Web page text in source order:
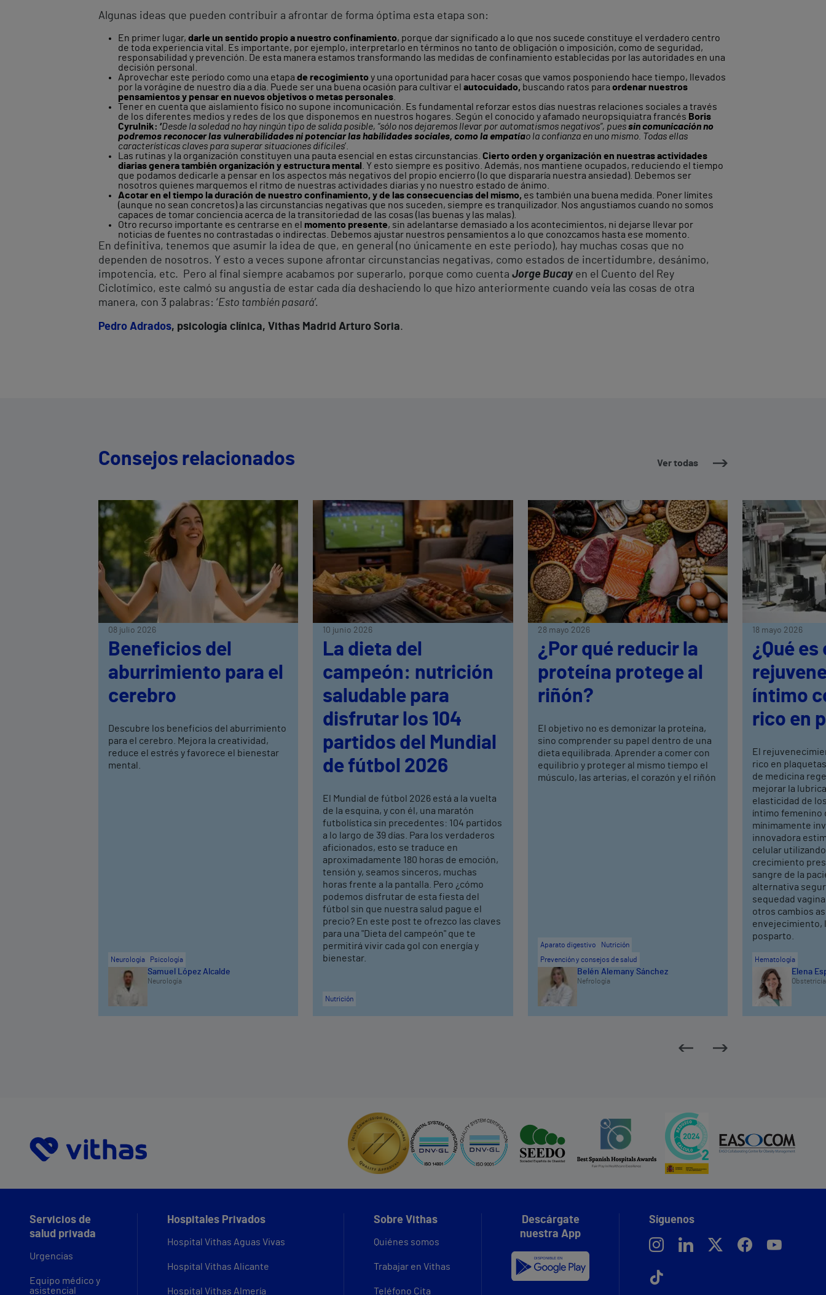
Algunas ideas que pueden contribuir a afrontar de forma óptima esta etapa son:
En primer lugar, darle un sentido propio a nuestro confinamiento, porque dar significado a lo que nos sucede constituye el verdadero centro
de toda experiencia vital. Es importante, por ejemplo, interpretarlo en términos no tanto de obligación o imposición, como de seguridad,
responsabilidad y prevención. De esta manera estamos transformando las medidas de confinamiento establecidas por las autoridades en una
decisión personal.
Aprovechar este período como una etapa de recogimientoy una oportunidad para hacer cosas que vamos posponiendo hace tiempo, llevados
por la vorágine de nuestro día a día. Puede ser una buena ocasión para cultivar el autocuidado, buscando ratos para ordenar nuestros
pensamientos y pensar en nuevos objetivos o metas personales.
Tener en cuenta que aislamiento físico no supone incomunicación. Es fundamental reforzar estos días nuestras relaciones sociales a través
de los diferentes medios y redes de los que disponemos en nuestros hogares. Según el conocido y afamado neuropsiquiatra francés Boris
Cyrulnik: ‘Desde la soledad no hay ningún tipo de salida posible, “sólo nos dejaremos llevar por automatismos negativos”, puessin comunicación no
podremos reconocer las vulnerabilidades ni potenciar las habilidades sociales, como la empatíao la confianza en uno mismo. Todas ellas
características claves para superar situaciones difíciles’.
Las rutinas y la organización constituyen una pauta esencial en estas circunstancias. Cierto orden y organización en nuestras actividades
diarias genera también organización y estructura mental . Y esto siempre es positivo. Además, nos mantiene ocupados, reduciendo el tiempo
que podamos dedicarle a pensar en los aspectos más negativos del propio encierro (lo que dispararía nuestra ansiedad). Debemos ser
nosotros quienes marquemos el ritmo de nuestras actividades diarias y no nuestro estado de ánimo.
Acotar en el tiempo la duración de nuestro confinamiento, y de las consecuencias del mismo, es también una buena medida. Poner límites
(aunque no sean concretos) a las circunstancias negativas que nos suceden, siempre es tranquilizador. Nos angustiamos cuando no somos
capaces de tomar conciencia acerca de la transitoriedad de las cosas (las buenas y las malas).
Otro recurso importante es centrarse en el momento presente, sin adelantarse demasiado a los acontecimientos, ni dejarse llevar por
noticias de fuentes no contrastadas o indirectas. Debemos ajustar nuestros pensamientos a lo que conozcamos hasta ese momento.
En definitiva, tenemos que asumir la idea de que, en general (no únicamente en este periodo), hay muchas cosas que no
dependen de nosotros. Y esto a veces supone afrontar circunstancias negativas, como estados de incertidumbre, desánimo,
impotencia, etc. Pero al final siempre acabamos por superarlo, porque como cuenta Jorge Bucay en el Cuento del Rey
Ciclotímico, este calmó su angustia de estar cada día deshaciendo lo que hizo anteriormente cuando veía las cosas de otra
manera, con 3 palabras: ‘Esto también pasará’.
Pedro Adrados, psicología clínica, Vithas Madrid Arturo Soria.
Consejos relacionados Ver todas
08 julio 2026
Beneficios del
aburrimiento para el
cerebro
Descubre los beneficios del aburrimiento
para el cerebro. Mejora la creatividad,
reduce el estrés y favorece el bienestar
mental.
Neurología Psicología
Samuel López Alcalde
Neurología
10 junio 2026
La dieta del
campeón: nutrición
saludable para
disfrutar los 104
partidos del Mundial
de fútbol 2026
El Mundial de fútbol 2026 está a la vuelta
de la esquina, y con él, una maratón
futbolística sin precedentes: 104 partidos
a lo largo de 39 días. Para los verdaderos
aficionados, esto se traduce en
aproximadamente 180 horas de emoción,
tensión y, seamos sinceros, muchas
horas frente a la pantalla. Pero ¿cómo
podemos disfrutar de esta fiesta del
fútbol sin que nuestra salud pague el
precio? En este post te ofrezco las claves
para una "Dieta del campeón" que te
permitirá vivir cada gol con energía y
bienestar.
Nutrición
28 mayo 2026
¿Por qué reducir la
proteína protege al
riñón?
El objetivo no es demonizar la proteína,
sino comprender su papel dentro de una
dieta equilibrada. Aprender a comer con
equilibrio y proteger al mismo tiempo el
músculo, las arterias, el corazón y el riñón
Aparato digestivo
Nutrición
Prevención y consejos de salud
Belén Alemany Sánchez
Nefrología
18 mayo 2026
¿Qué es
íntimo
rico en
El
rico en
de medicina
mejorar la
elasticidad de
íntimo femenino
mínimamente
innovadora
celular
crecimiento
sangre de la
alternativa
sequedad
otros cambios
envejecimiento,
posparto.
Hematología
Elena
Servicios de
salud privada
Urgencias
Equipo médico y
asistencial
Hospitales Privados
Hospital Vithas Aguas Vivas
Hospital Vithas Alicante
Hospital Vithas Almería
Sobre Vithas
Quiénes somos
Trabajar en Vithas
Teléfono Cita
Descárgate
nuestra App
Síguenos